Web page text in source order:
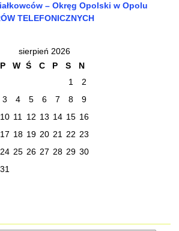
– Okręg Opolski w Opolu
TELEFONICZNYCH
sierpień 2026
P
W Ś C P S
N
1
2
3
4 5 6 7 8
9
10 11 12 13 14 15 16
17 18 19 20 21 22 23
24 25 26 27 28 29 30
31